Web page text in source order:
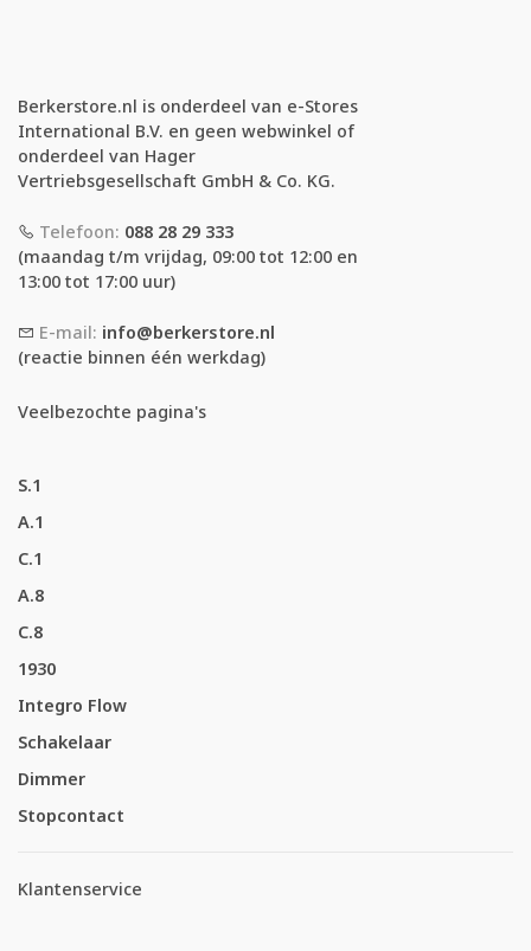
Berkerstore.nl is onderdeel van e-Stores
International B.V. en geen webwinkel of
onderdeel van Hager
Vertriebsgesellschaft GmbH & Co. KG.
Telefoon: 088 28 29 333
(maandag t/m vrijdag, 09:00 tot 12:00 en
13:00 tot 17:00 uur)
E-mail: info@berkerstore.nl
(reactie binnen één werkdag)
Veelbezochte pagina's
S.1
A.1
C.1
A.8
C.8
1930
Integro Flow
Schakelaar
Dimmer
Stopcontact
Klantenservice